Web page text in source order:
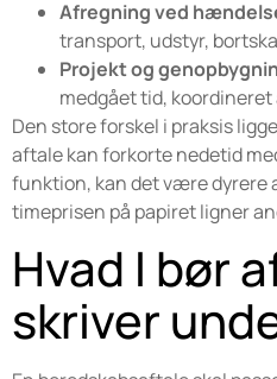
Afregning ved
transport, udstyr,
Projekt og
medgået tid,
Den store forskel i praksis
aftale kan forkorte nedetid
funktion, kan det være dyrere
timeprisen på papiret ligner
Hvad I bør
skriver